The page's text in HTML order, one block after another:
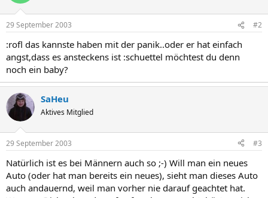
29 September 2003 #2
:rofl das kannste haben mit der panik..oder er hat einfach
angst,dass es ansteckens ist :schuettel möchtest du denn
noch ein baby?
SaHeu
Aktives Mitglied
29 September 2003 #3
Natürlich ist es bei Männern auch so ;-) Will man ein neues
Auto (oder hat man bereits ein neues), sieht man dieses Auto
auch andauernd, weil man vorher nie darauf geachtet hat.